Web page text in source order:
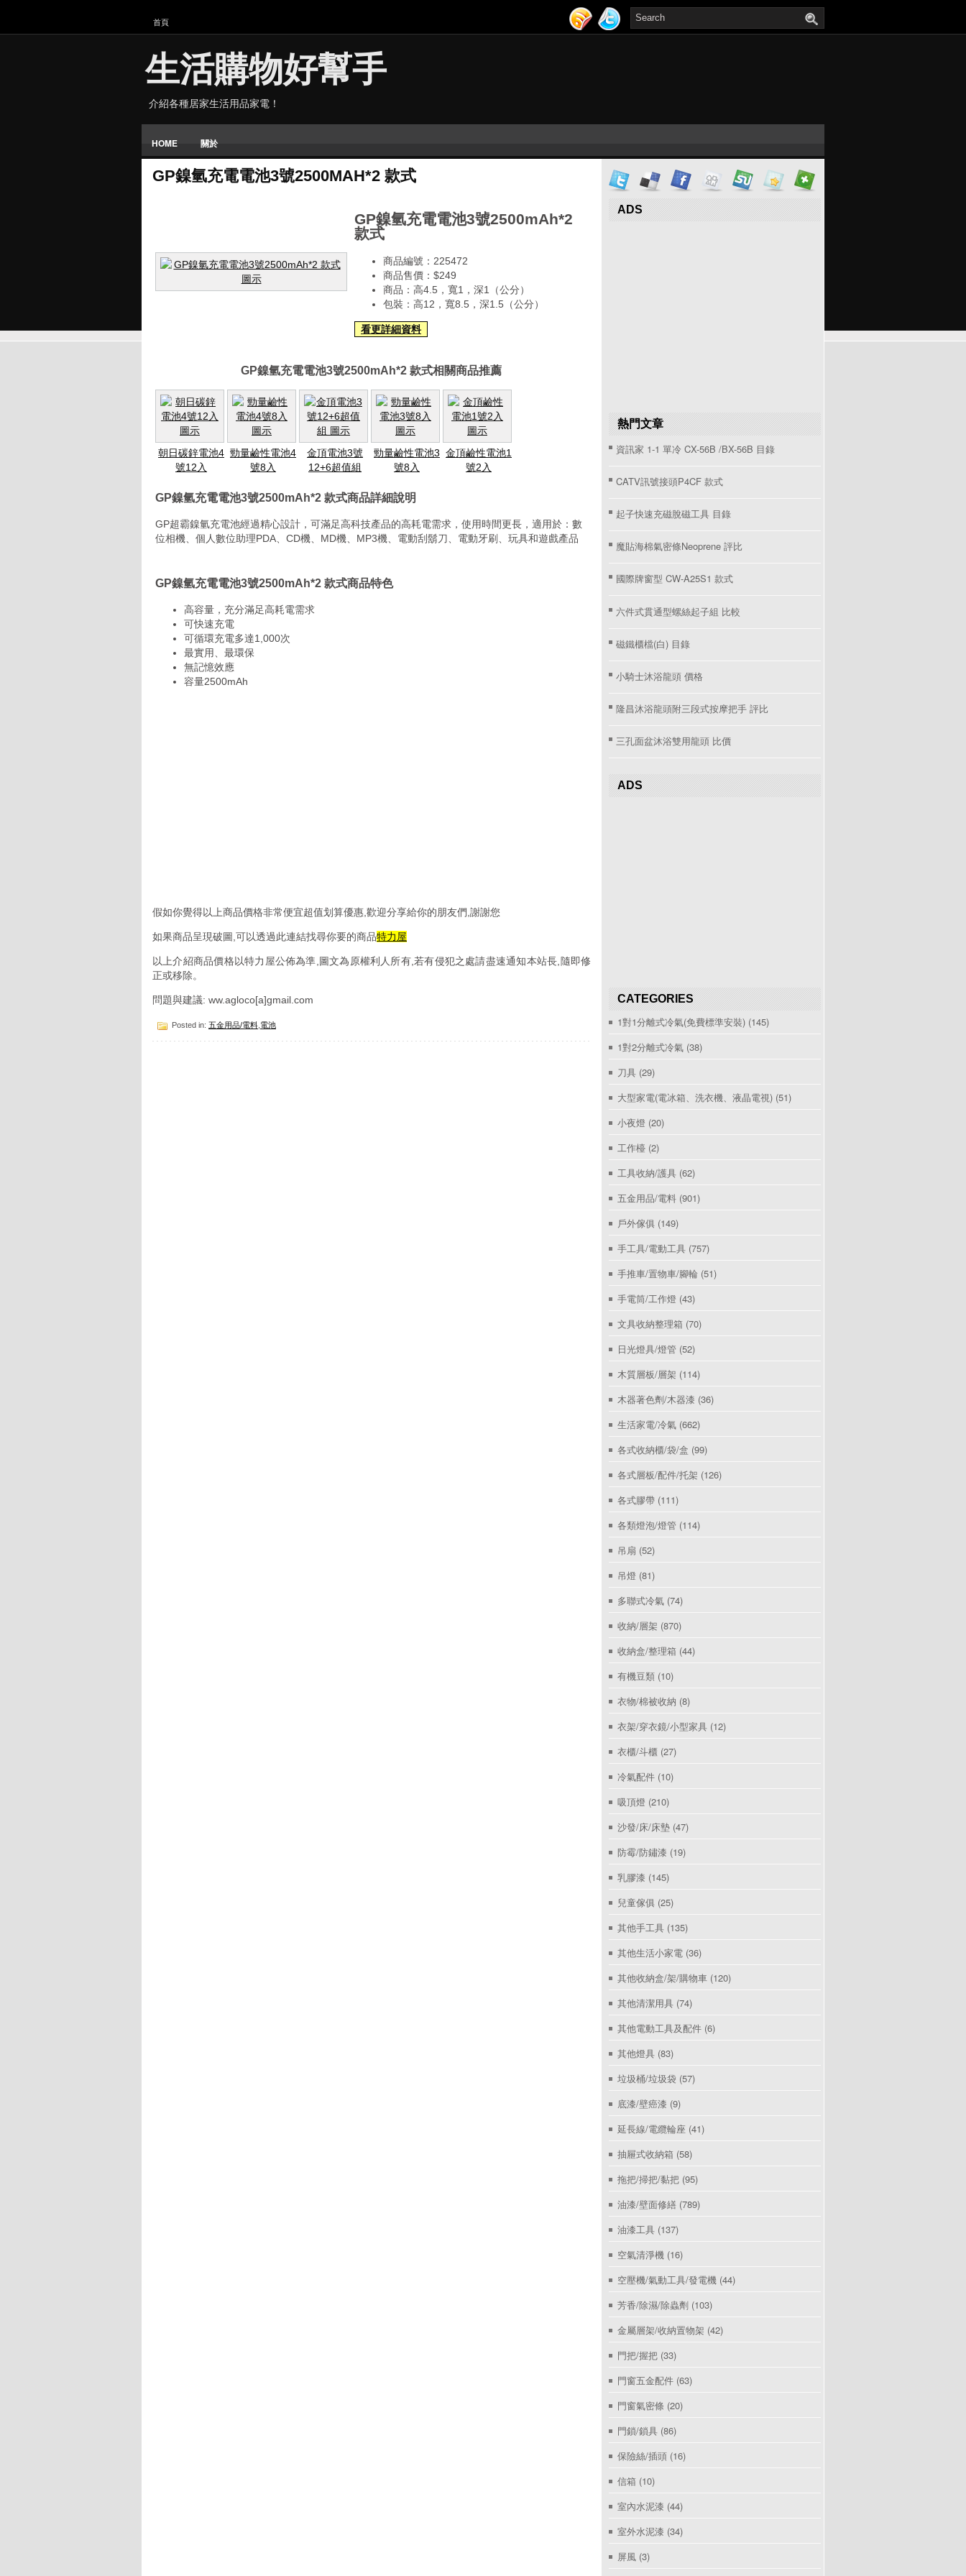
首頁
生活購物好幫手
介紹各種居家生活用品家電！
HOME 關於
GP鎳氫充電電池3號2500MAH*2 款式
GP鎳氫充電電池3號2500mAh*2
款式
商品編號：225472
商品售價：$249
商品：高4.5，寬1，深1（公分）
包裝：高12，寬8.5，深1.5（公分）
看更詳細資料
GP鎳氫充電電池3號2500mAh*2 款式相關商品推薦
朝日碳鋅電池4
號12入
勁量鹼性電池4
號8入
金頂電池3號
12+6超值組
勁量鹼性電池3
號8入
金頂鹼性電池1
號2入
GP鎳氫充電電池3號2500mAh*2 款式商品詳細說明
GP超霸鎳氫充電池經過精心設計，可滿足高科技產品的高耗電需求，使用時間更長，適用於：數
位相機、個人數位助理PDA、CD機、MD機、MP3機、電動刮鬍刀、電動牙刷、玩具和遊戲產品
GP鎳氫充電電池3號2500mAh*2 款式商品特色
高容量，充分滿足高耗電需求
可快速充電
可循環充電多達1,000次
最實用、最環保
無記憶效應
容量2500mAh
假如你覺得以上商品價格非常便宜超值划算優惠,歡迎分享給你的朋友們,謝謝您
如果商品呈現破圖,可以透過此連結找尋你要的商品特力屋
以上介紹商品價格以特力屋公佈為準,圖文為原權利人所有,若有侵犯之處請盡速通知本站長,隨即修
正或移除。
問題與建議: ww.agloco[a]gmail.com
Posted in: 五金用品/電料 電池
ADS
熱門文章
資訊家 1-1 單冷 CX-56B /BX-56B 目錄
CATV訊號接頭P4CF 款式
起子快速充磁脫磁工具 目錄
魔貼海棉氣密條Neoprene 評比
國際牌窗型 CW-A25S1 款式
六件式貫通型螺絲起子組 比較
磁鐵櫃檔(白) 目錄
小騎士沐浴龍頭 價格
隆昌沐浴龍頭附三段式按摩把手 評比
三孔面盆沐浴雙用龍頭 比價
ADS
CATEGORIES
1對1分離式冷氣(免費標準安裝) (145)
1對2分離式冷氣 (38)
刀具 (29)
大型家電(電冰箱、洗衣機、液晶電視) (51)
小夜燈 (20)
工作檯 (2)
工具收納/護具 (62)
五金用品/電料 (901)
戶外傢俱 (149)
手工具/電動工具 (757)
手推車/置物車/腳輪 (51)
手電筒/工作燈 (43)
文具收納整理箱 (70)
日光燈具/燈管 (52)
木質層板/層架 (114)
木器著色劑/木器漆 (36)
生活家電/冷氣 (662)
各式收納櫃/袋/盒 (99)
各式層板/配件/托架 (126)
各式膠帶 (111)
各類燈泡/燈管 (114)
吊扇 (52)
吊燈 (81)
多聯式冷氣 (74)
收納/層架 (870)
收納盒/整理箱 (44)
有機豆類 (10)
衣物/棉被收納 (8)
衣架/穿衣鏡/小型家具 (12)
衣櫃/斗櫃 (27)
冷氣配件 (10)
吸頂燈 (210)
沙發/床/床墊 (47)
防霉/防鏽漆 (19)
乳膠漆 (145)
兒童傢俱 (25)
其他手工具 (135)
其他生活小家電 (36)
其他收納盒/架/購物車 (120)
其他清潔用具 (74)
其他電動工具及配件 (6)
其他燈具 (83)
垃圾桶/垃圾袋 (57)
底漆/壁癌漆 (9)
延長線/電纜輪座 (41)
抽屜式收納箱 (58)
拖把/掃把/黏把 (95)
油漆/壁面修繕 (789)
油漆工具 (137)
空氣清淨機 (16)
空壓機/氣動工具/發電機 (44)
芳香/除濕/除蟲劑 (103)
金屬層架/收納置物架 (42)
門把/握把 (33)
門窗五金配件 (63)
門窗氣密條 (20)
門鎖/鎖具 (86)
保險絲/插頭 (16)
信箱 (10)
室內水泥漆 (44)
室外水泥漆 (34)
屏風 (3)